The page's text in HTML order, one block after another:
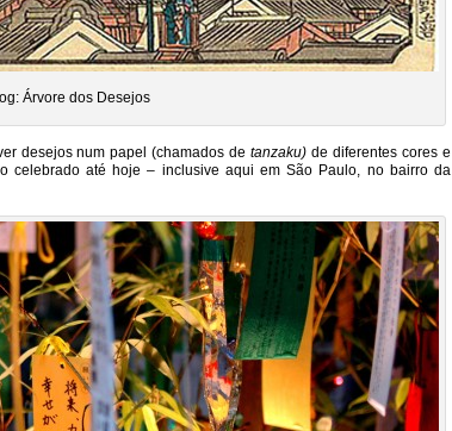
Árvore dos Desejos
desejos num papel (chamados detanzaku)de diferentes cores e
celebrado até hoje – inclusive aqui em São Paulo, no bairro da